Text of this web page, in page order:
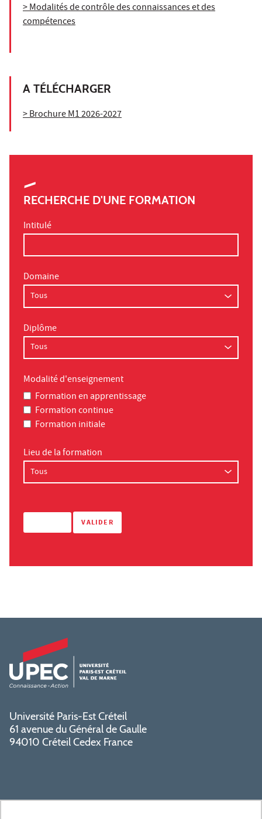
> Modalités de contrôle des connaissances et des
compétences
A TÉLÉCHARGER
> Brochure M1 2026-2027
RECHERCHE D'UNE FORMATION
Intitulé
Domaine
Diplôme
Modalité d'enseignement
Formation en apprentissage
Formation continue
Formation initiale
Lieu de la formation
Université Paris-Est Créteil
61 avenue du Général de Gaulle
94010 Créteil Cedex France